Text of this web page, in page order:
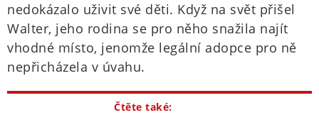
nedokázalo uživit své děti. Když na svět přišel
Walter, jeho rodina se pro něho snažila najít
vhodné místo, jenomže legální adopce pro ně
nepřicházela v úvahu.
Čtěte také: